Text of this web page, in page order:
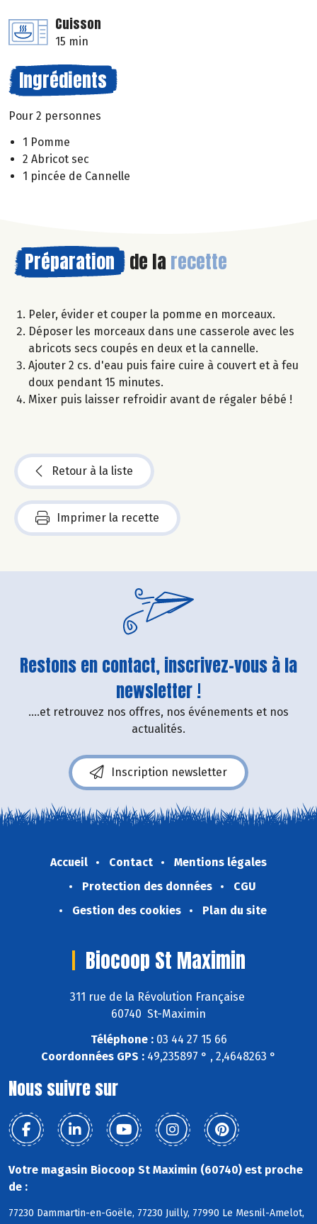
Cuisson
15 min
Ingrédients
Pour 2 personnes
1 Pomme
2 Abricot sec
1 pincée de Cannelle
Préparation de la recette
Peler, évider et couper la pomme en morceaux.
Déposer les morceaux dans une casserole avec les
abricots secs coupés en deux et la cannelle.
Ajouter 2 cs. d'eau puis faire cuire à couvert et à feu
doux pendant 15 minutes.
Mixer puis laisser refroidir avant de régaler bébé !
Retour à la liste
Imprimer la recette
Restons en contact, inscrivez-vous à la
newsletter !
....et retrouvez nos offres, nos événements et nos
actualités.
Inscription newsletter
Accueil Contact
Mentions légales
Protection des données
CGU
Gestion des cookies
Plan du site
Biocoop St Maximin
311 rue de la Révolution Française
60740 St-Maximin
Téléphone :03 44 27 15 66
Coordonnées GPS : 49,235897 ° , 2,4648263 °
Nous suivre sur
Votre magasin Biocoop St Maximin (60740) est proche
de :
77230 Dammartin-en-Goële, 77230 Juilly, 77990 Le Mesnil-Amelot,